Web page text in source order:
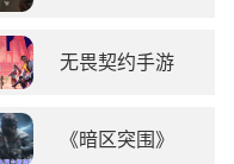
无畏契约手游
《暗区突围》